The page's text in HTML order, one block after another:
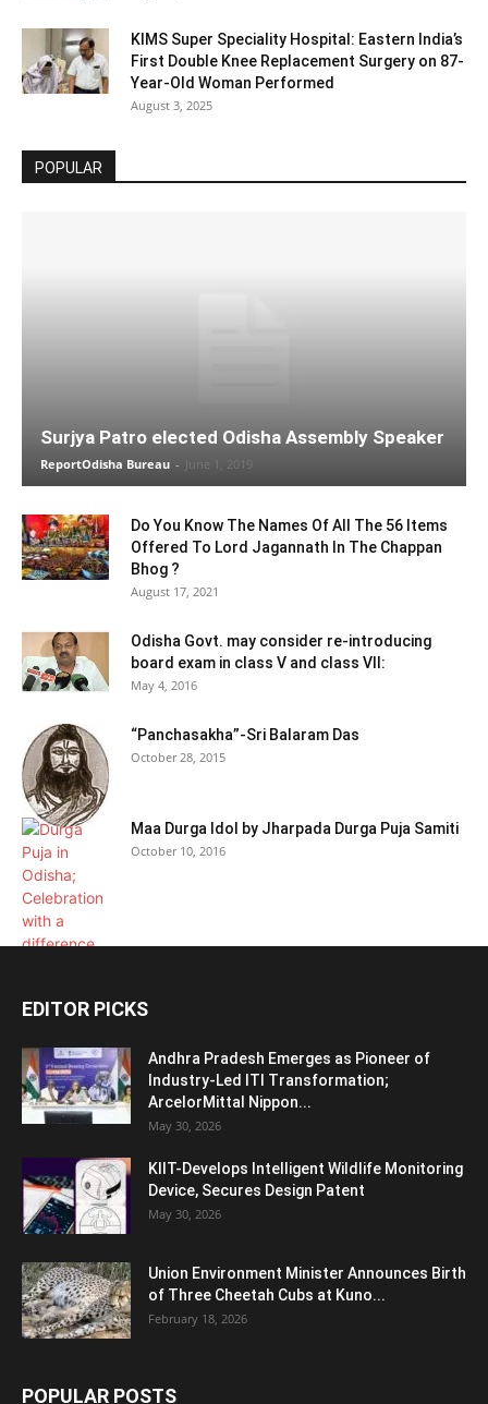
KIMS Super Speciality Hospital: Eastern India’s
First Double Knee Replacement Surgery on 87-
Year-Old Woman Performed
August 3, 2025
POPULAR
Surjya Patro elected Odisha Assembly Speaker
ReportOdisha Bureau - June 1, 2019
Do You Know The Names Of All The 56 Items
Offered To Lord Jagannath In The Chappan
Bhog ?
August 17, 2021
Odisha Govt. may consider re-introducing
board exam in class V and class VII:
May 4, 2016
“Panchasakha”-Sri Balaram Das
October 28, 2015
Maa Durga Idol by Jharpada Durga Puja Samiti
October 10, 2016
EDITOR PICKS
Andhra Pradesh Emerges as Pioneer of
Industry-Led ITI Transformation;
ArcelorMittal Nippon...
May 30, 2026
KIIT-Develops Intelligent Wildlife Monitoring
Device, Secures Design Patent
May 30, 2026
Union Environment Minister Announces Birth
of Three Cheetah Cubs at Kuno...
February 18, 2026
POPULAR POSTS